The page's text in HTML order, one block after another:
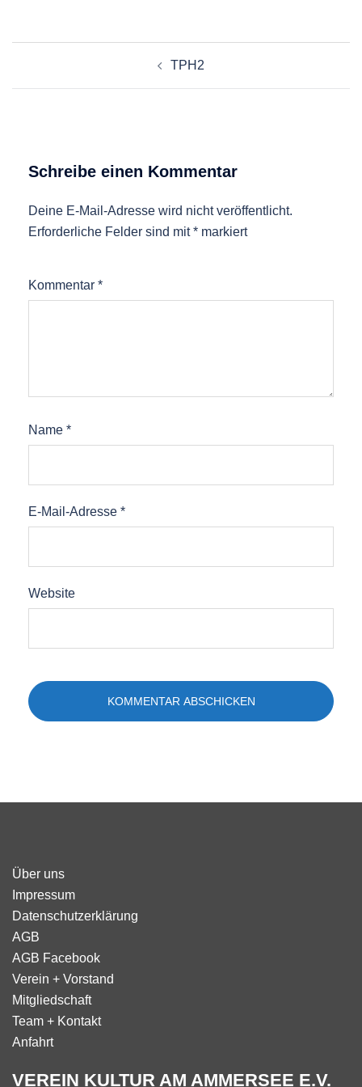
TPH2
Schreibe einen Kommentar
Deine E-Mail-Adresse wird nicht veröffentlicht.
Erforderliche Felder sind mit* markiert
Kommentar *
Name *
E-Mail-Adresse *
Website
Über uns
Impressum
Datenschutzerklärung
AGB
AGB Facebook
Verein + Vorstand
Mitgliedschaft
Team + Kontakt
Anfahrt
VEREIN KULTUR AM AMMERSEE E.V.